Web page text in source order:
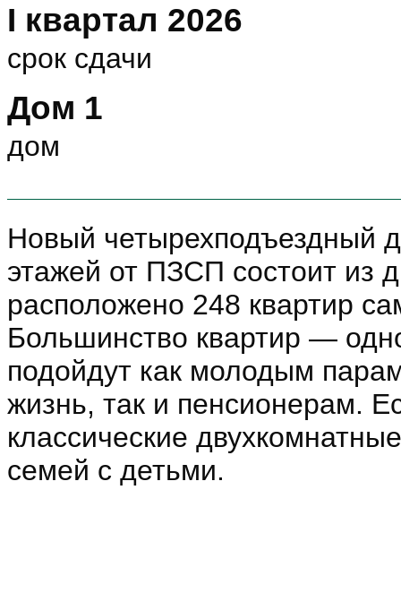
I квартал 2026
срок сдачи
Дом 1
дом
Новый четырехподъездный
этажей от ПЗСП состоит из
расположено 248 квартир
Большинство квартир —
подойдут как молодым
жизнь, так и пенсионерам.
классические
семей с детьми.